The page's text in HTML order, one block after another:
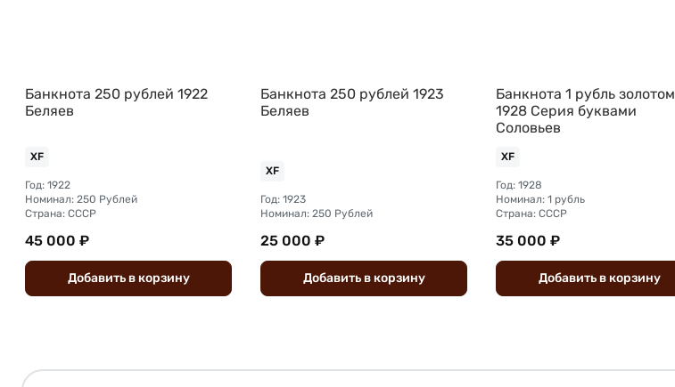
Банкнота 250 рублей 1922
Беляев
XF
Год: 1922
Номинал: 250 Рублей
Страна: СССР
45 000 ₽
Добавить вкорзину
Банкнота 250 рублей 1923
Беляев
XF
Год: 1923
Номинал: 250 Рублей
25 000 ₽
Добавить вкорзину
Банкнота 1 рубль золотом
1928 Серия буквами
Соловьев
XF
Год: 1928
Номинал: 1 рубль
Страна: СССР
35 000 ₽
Добавить вкорзину